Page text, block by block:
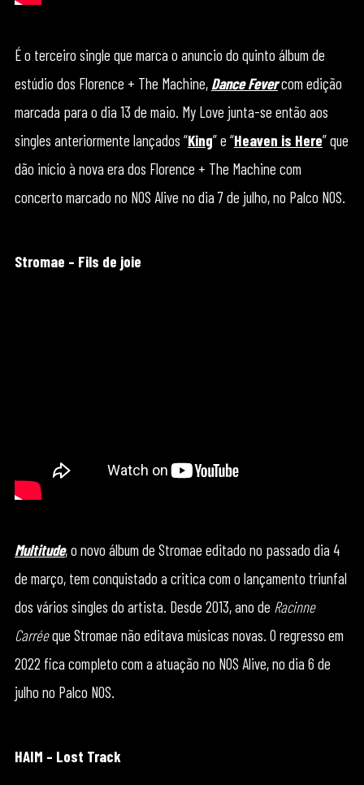
É o terceiro single que marca o anuncio do quinto álbum de
estúdio dos Florence + The Machine, Dance Fevercom edição
marcada para o dia 13 de maio. My Love junta-se então aos
singles anteriormente lançados “King” e “Heaven is Here” que
dão início à nova era dos Florence + The Machine com
concerto marcado no NOS Alive no dia 7 de julho, no Palco NOS.
Stromae – Fils de joie
Multitude, o novo álbum de Stromae editado no passado dia 4
de março, tem conquistado a critica com o lançamento triunfal
dos vários singles do artista. Desde 2013, ano de Racinne
Carréeque Stromae não editava músicas novas. O regresso em
2022 fica completo com a atuação no NOS Alive, no dia 6 de
julho no Palco NOS.
HAIM – Lost Track